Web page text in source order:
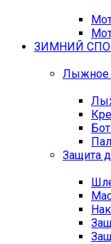
ЗИМНИЙ
Лыжное
Защита